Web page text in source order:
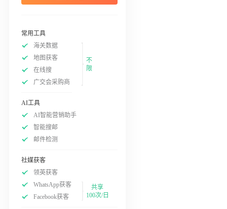
常用工具
海关数据
地图获客
在线搜
广交会采购商
不
限
AI工具
AI智能营销助手
智能搜邮
邮件检测
社媒获客
领英获客
WhatsApp获客
Facebook获客
共享
100次/日